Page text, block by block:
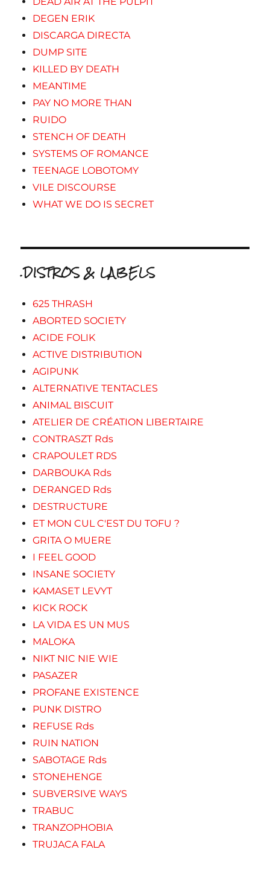
DEGEN ERIK
DISCARGA DIRECTA
DUMP SITE
KILLED BY DEATH
MEANTIME
PAY NO MORE THAN
RUIDO
STENCH OF DEATH
SYSTEMS OF ROMANCE
TEENAGE LOBOTOMY
VILE DISCOURSE
WHAT WE DO IS SECRET
.DISTROS & LABELS
625 THRASH
ABORTED SOCIETY
ACIDE FOLIK
ACTIVE DISTRIBUTION
AGIPUNK
ALTERNATIVE TENTACLES
ANIMAL BISCUIT
ATELIER DE CRÉATION LIBERTAIRE
CONTRASZT Rds
CRAPOULET RDS
DARBOUKA Rds
DERANGED Rds
DESTRUCTURE
ET MON CUL C'EST DU TOFU ?
GRITA O MUERE
I FEEL GOOD
INSANE SOCIETY
KAMASET LEVYT
KICK ROCK
LA VIDA ES UN MUS
MALOKA
NIKT NIC NIE WIE
PASAZER
PROFANE EXISTENCE
PUNK DISTRO
REFUSE Rds
RUIN NATION
SABOTAGE Rds
STONEHENGE
SUBVERSIVE WAYS
TRABUC
TRANZOPHOBIA
TRUJACA FALA